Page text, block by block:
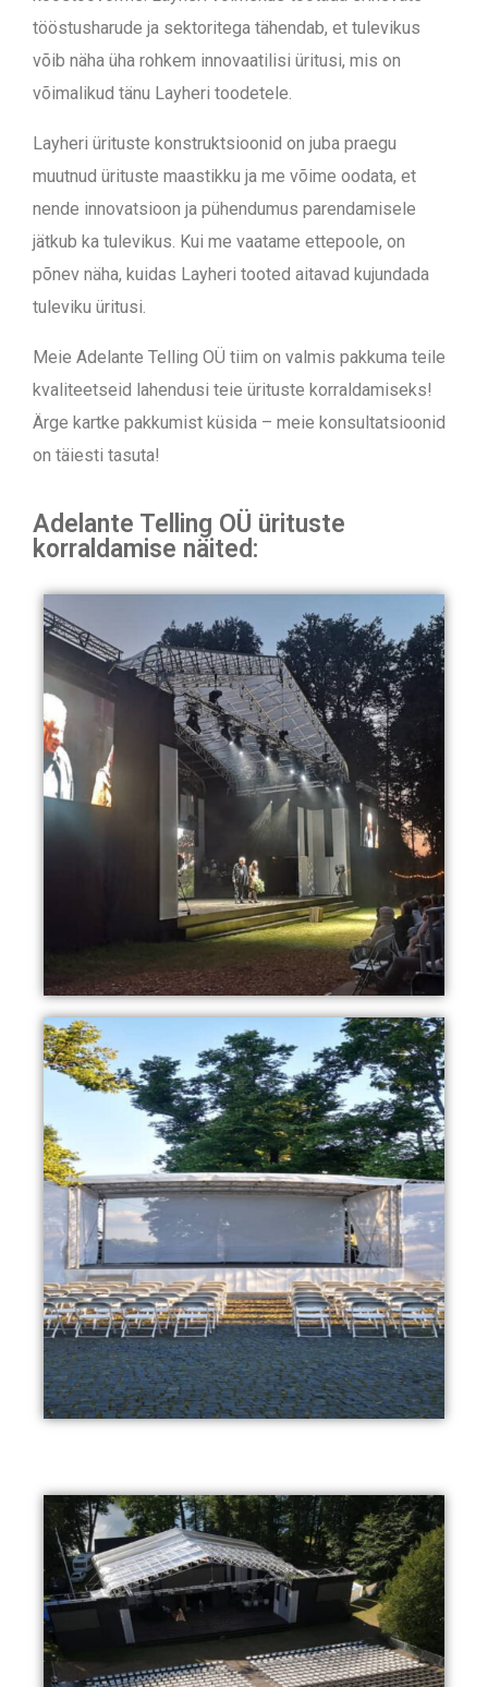
tööstusharude ja sektoritega tähendab, et tulevikus
võib näha üha rohkem innovaatilisi üritusi, mis on
võimalikud tänu Layheri toodetele.
Layheri ürituste konstruktsioonid on juba praegu
muutnud ürituste maastikku ja me võime oodata, et
nende innovatsioon ja pühendumus parendamisele
jätkub ka tulevikus. Kui me vaatame ettepoole, on
põnev näha, kuidas Layheri tooted aitavad kujundada
tuleviku üritusi.
Meie Adelante Telling OÜ tiim on valmis pakkuma teile
kvaliteetseid lahendusi teie ürituste korraldamiseks!
Ärge kartke pakkumist küsida – meie konsultatsioonid
on täiesti tasuta!
Adelante Telling OÜ ürituste
korraldamise näited: